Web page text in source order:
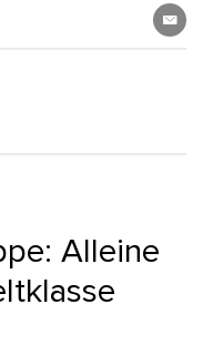
Alleine